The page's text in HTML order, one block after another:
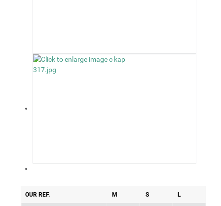
OUR REF. M S L